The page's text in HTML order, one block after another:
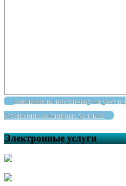
Заявления на постановку на учет по
улучшению жилищных условий
Электронные услуги